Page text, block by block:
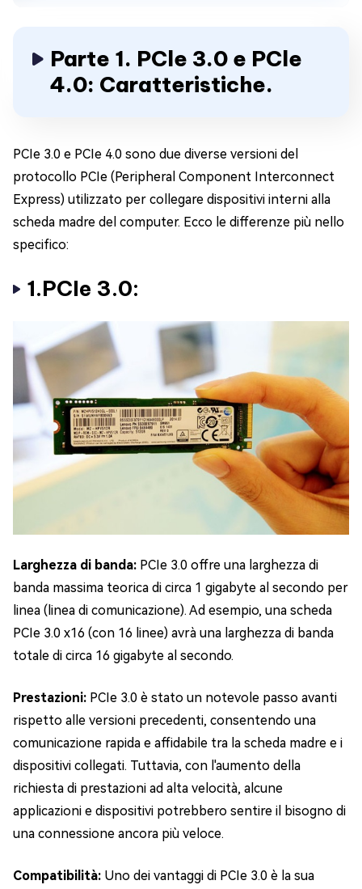
Parte 1. PCle 3.0 e PCle
4.0: Caratteristiche.
PCIe 3.0 e PCIe 4.0 sono due diverse versioni del
protocollo PCIe (Peripheral Component Interconnect
Express) utilizzato per collegare dispositivi interni alla
scheda madre del computer. Ecco le differenze più nello
specifico:
1.PCIe 3.0:
Larghezza di banda: PCIe 3.0 offre una larghezza di
banda massima teorica di circa 1 gigabyte al secondo per
linea (linea di comunicazione). Ad esempio, una scheda
PCIe 3.0 x16 (con 16 linee) avrà una larghezza di banda
totale di circa 16 gigabyte al secondo.
Prestazioni: PCIe 3.0 è stato un notevole passo avanti
rispetto alle versioni precedenti, consentendo una
comunicazione rapida e affidabile tra la scheda madre e i
dispositivi collegati. Tuttavia, con l'aumento della
richiesta di prestazioni ad alta velocità, alcune
applicazioni e dispositivi potrebbero sentire il bisogno di
una connessione ancora più veloce.
Compatibilità: Uno dei vantaggi di PCIe 3.0 è la sua